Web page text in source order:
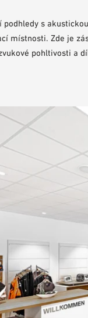
s akustickou
místnosti. Zde je
pohltivosti a